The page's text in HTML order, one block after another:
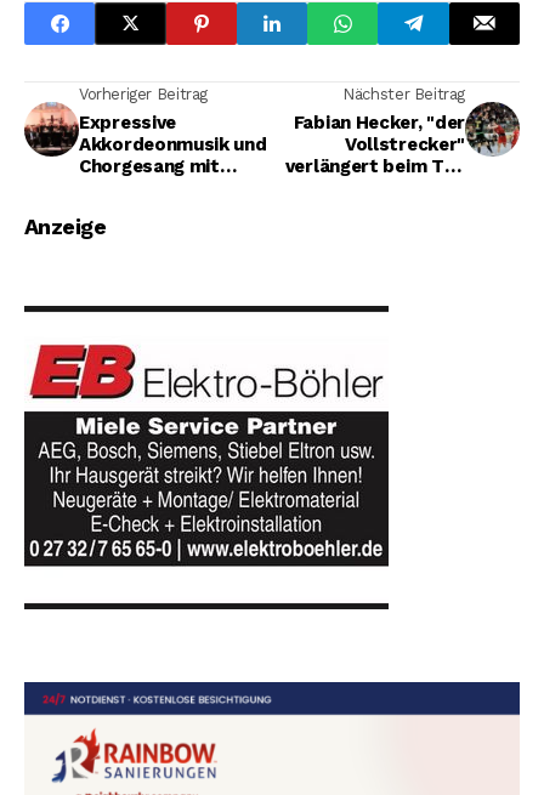
Vorheriger Beitrag
Expressive
Akkordeonmusik und
Chorgesang mit
Nächster Beitrag
Fabian Hecker, "der
Vollstrecker"
verlängert beim TuS
Anzeige